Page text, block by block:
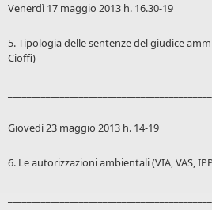
Venerdì 17 maggio 2013 h. 16.30-19
5. Tipologia delle sentenze del giudice
Cioffi)
Giovedì 23 maggio 2013 h. 14-19
6. Le autorizzazioni ambientali (VIA, VAS,